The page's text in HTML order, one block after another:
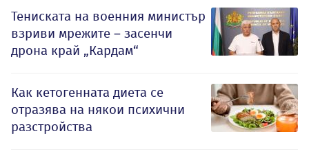
Тениската на военния министър
взриви мрежите – засенчи
дрона край „Кардам“
Как кетогенната диета се
отразява на някои психични
разстройства